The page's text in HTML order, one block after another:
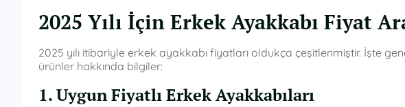
2025 Yılı İçin Erkek Ayakkabı Fiyat
2025 yılı itibariyle erkek ayakkabı fiyatları oldukça çeşitlenmiştir. İşte
ürünler hakkında bilgiler:
1. Uygun Fiyatlı Erkek Ayakkabıları